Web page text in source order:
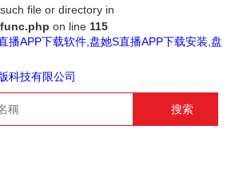
file or directory in
on line 115
播APP下载软件,盘她S直播APP下载安装,盘
搜索